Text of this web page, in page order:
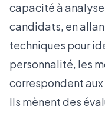
capacité à
candidats, en
techniques pour
personnalité, les
correspondent
Ils mènent des